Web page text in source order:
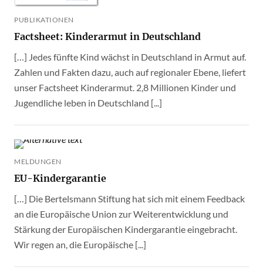
PUBLIKATIONEN
Factsheet: Kinderarmut in Deutschland
[…] Jedes fünfte Kind wächst in Deutschland in Armut auf.
Zahlen und Fakten dazu, auch auf regionaler Ebene, liefert
unser Factsheet Kinderarmut. 2,8 Millionen Kinder und
Jugendliche leben in Deutschland [...]
MELDUNGEN
EU-Kindergarantie
[…] Die Bertelsmann Stiftung hat sich mit einem Feedback
an die Europäische Union zur Weiterentwicklung und
Stärkung der Europäischen Kindergarantie eingebracht.
Wir regen an, die Europäische [...]